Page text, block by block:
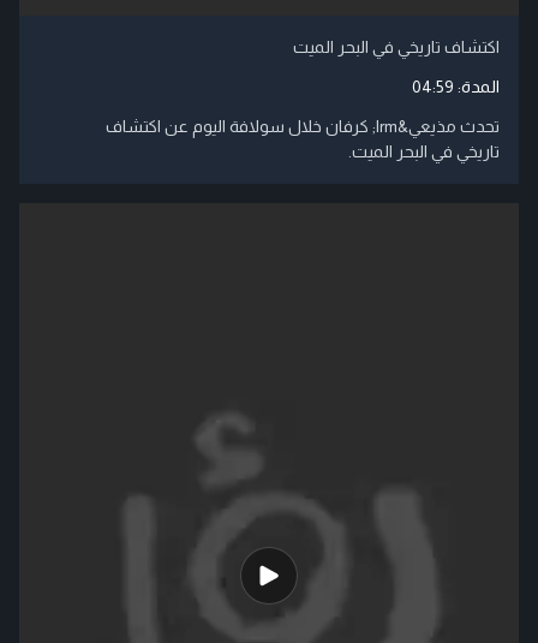
اكتشاف تاريخي في البحر الميت
المدة: 04:59
تحدث مذيعي‬&lrm; كرفان خلال سولافة اليوم عن اكتشاف
تاريخي في البحر الميت.